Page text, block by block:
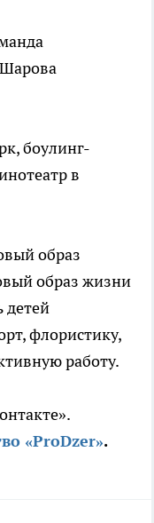
боулинг-
в
образ
образ жизни
детей
флористику,
работу.
«ProDzer».